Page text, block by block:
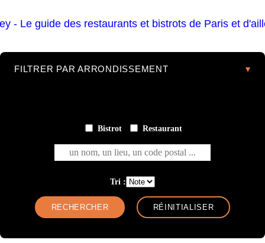
FILTRER PAR ARRONDISSEMENT
Bistrot Restaurant
un nom, un lieu, un code postal ...
Tri :